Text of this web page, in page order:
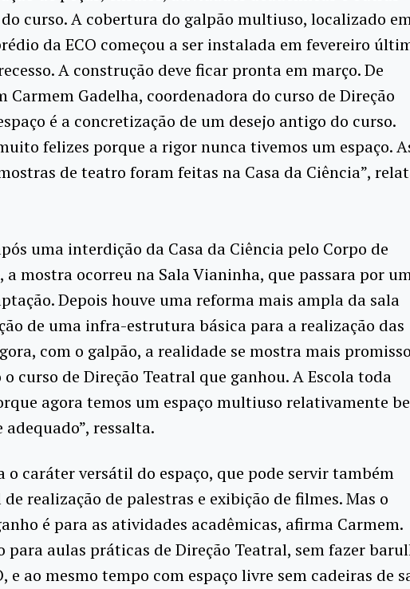
curso. A cobertura do galpão multiuso, localizado
da ECO começou a ser instalada em fevereiro
A construção deve ficar pronta em março. De
Carmem Gadelha, coordenadora do curso de Direção
é a concretização de um desejo antigo do curso.
felizes porque a rigor nunca tivemos um espaço.
de teatro foram feitas na Casa da Ciência”,
uma interdição da Casa da Ciência pelo Corpo de
a mostra ocorreu na Sala Vianinha, que passara por
Depois houve uma reforma mais ampla da sala
de uma infra-estrutura básica para a realização das
com o galpão, a realidade se mostra mais
o curso de Direção Teatral que ganhou. A Escola toda
agora temos um espaço multiuso relativamente
adequado”, ressalta.
o caráter versátil do espaço, que pode servir também
realização de palestras e exibição de filmes. Mas o
é para as atividades acadêmicas, afirma Carmem.
para aulas práticas de Direção Teatral, sem fazer
e ao mesmo tempo com espaço livre sem cadeiras de